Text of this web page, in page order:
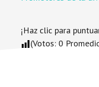
¡Haz clic para
(Votos: 0